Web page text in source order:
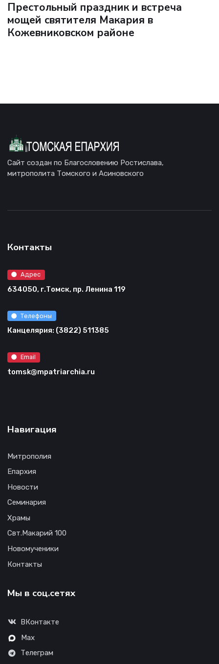
Престольный праздник и встреча
мощей святителя Макария в
Кожевниковском районе
Сайт создан по Благословению Ростислава,
митрополита Томского и Асиновского
Контакты
Адрес
634050, г.Томск, пр. Ленина 119
Телефоны
Канцелярия: (3822) 511385
Email
tomsk@mpatriarchia.ru
Навигация
Митрополия
Епархия
Новости
Семинария
Храмы
Свт.Макарий 100
Новомученики
Контакты
Мы в соц.сетях
ВКонтакте
Max
Телеграм